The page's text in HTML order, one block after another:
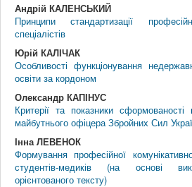
Андрій КАЛЕНСЬКИЙ
Принципи стандартизації
спеціалістів
Юрій КАЛІЧАК
Особливості функціонування
освіти за кордоном
Олександр КАПІНУС
Критерії та показники сформованості
майбутнього офіцера Збройних Сил
Інна ЛЕВЕНОК
Формування професійної
студентів-медиків (на основі
орієнтованого тексту)